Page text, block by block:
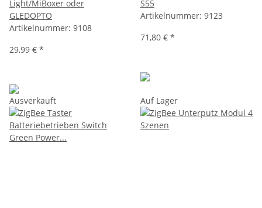
Light/MiBoxer oder
GLEDOPTO
Artikelnummer: 9108
29,99 € *
S55
Artikelnummer: 9123
71,80 € *
Ausverkauft Auf Lager